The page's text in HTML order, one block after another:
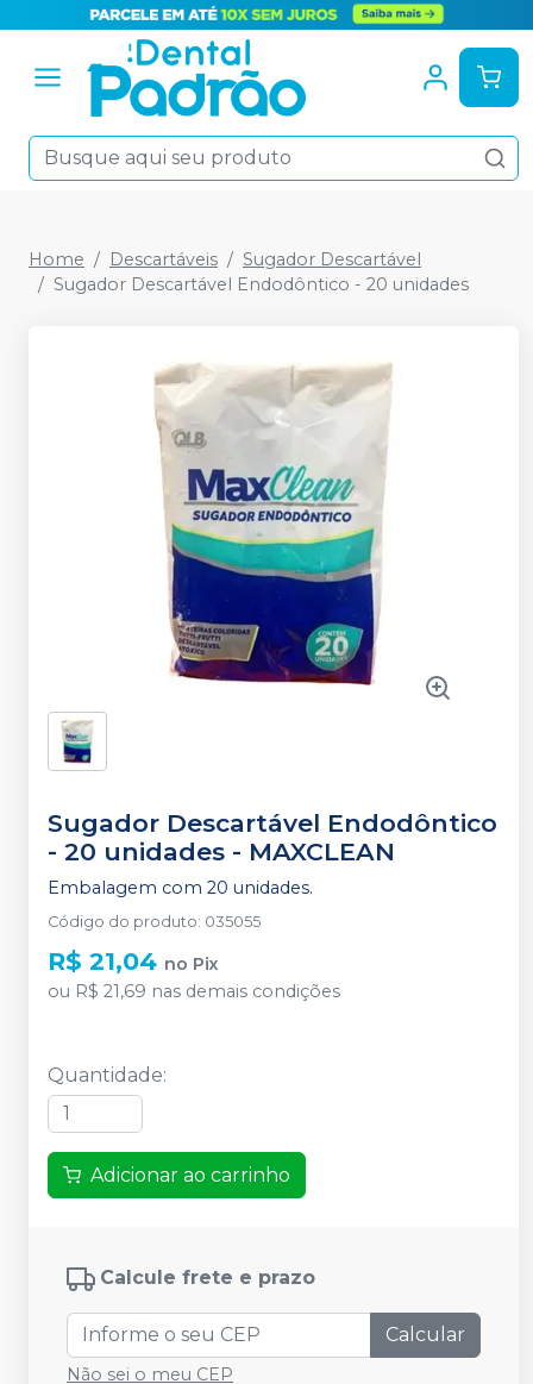
Home Descartáveis
Sugador Descartável
Sugador Descartável Endodôntico - 20 unidades
Sugador Descartável Endodôntico
- 20 unidades - MAXCLEAN
Embalagem com 20 unidades.
Código do produto: 035055
R$ 21,04 no Pix
ou R$ 21,69 nas demais condições
Quantidade:
Adicionar ao carrinho
Calcule frete e prazo
Calcular
Não sei o meu CEP